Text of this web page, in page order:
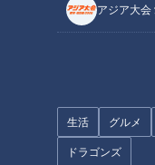
アジア大会
生活 グルメ
ドラゴンズ
きたいです」といっ
の思いに応えるべく